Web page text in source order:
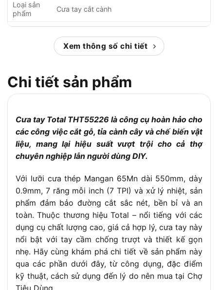
Loại sản
phẩm
Cưa tay cắt cành
Chiều dài
Chất liệu
lưỡi cưa
Thép SK5, chống mòn, chịu nhiệt tốt
Răng cưa
7TPI (7 răng/inch), răng ba cạnh mài chính xác
Chất liệu
tay cầm
Nhựa ABS bọc cao su, thiết kế 2 màu, chống
trượt
lượng
0.4kg
Ứng dụng
Cưa cành, cây nhỏ, gỗ mềm, phù hợp cho gia
đình, làm vườn, cây cảnh
Bảo hành
6 tháng
Đóng gói
1 cái/hộp, 24 cái/thùng
Xem thông số chi tiết
Chi tiết sản phẩm
Cưa tay Total THT55226 là công cụ hoàn hảo cho
các công việc cắt gỗ, tỉa cành cây và chế biến vật
liệu, mang lại hiệu suất vượt trội cho cả thợ
chuyên nghiệp lẫn người dùng DIY.
Với lưỡi cưa thép Mangan 65Mn dài 550mm, dày
0.9mm, 7 răng mỗi inch (7 TPI) và xử lý nhiệt, sản
phẩm đảm bảo đường cắt sắc nét, bền bỉ và an
toàn. Thuộc thương hiệu Total – nổi tiếng với các
dụng cụ chất lượng cao, giá cả hợp lý, cưa tay này
nổi bật với tay cầm chống trượt và thiết kế gọn
nhẹ. Hãy cùng khám phá chi tiết về sản phẩm này
qua các phần dưới đây, từ công dụng, đặc điểm
kỹ thuật, cách sử dụng đến lý do nên mua tại Chợ